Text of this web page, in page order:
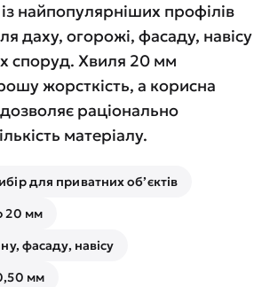
найпопулярніших профілів
даху, огорожі, фасаду, навісу
споруд. Хвиля 20 мм
жорсткість, а корисна
раціонально
матеріалу.
для приватних об’єктів
20 мм
фасаду, навісу
мм